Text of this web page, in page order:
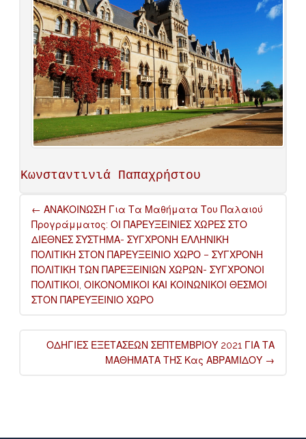
Κωνσταντινιά Παπαχρήστου
Post
navigation
← ΑΝΑΚΟΙΝΩΣΗ Για Τα Μαθήματα Του Παλαιού
Προγράμματος: ΟΙ ΠΑΡΕΥΞΕΙΝΙΕΣ ΧΩΡΕΣ ΣΤΟ
ΔΙΕΘΝΕΣ ΣΥΣΤΗΜΑ- ΣΥΓΧΡΟΝΗ ΕΛΛΗΝΙΚΗ
ΠΟΛΙΤΙΚΗ ΣΤΟΝ ΠΑΡΕΥΞΕΙΝΙΟ ΧΩΡΟ – ΣΥΓΧΡΟΝΗ
ΠΟΛΙΤΙΚΗ ΤΩΝ ΠΑΡΕΞΕΙΝΙΩΝ ΧΩΡΩΝ- ΣΥΓΧΡΟΝΟΙ
ΠΟΛΙΤΙΚΟΙ, ΟΙΚΟΝΟΜΙΚΟΙ ΚΑΙ ΚΟΙΝΩΝΙΚΟΙ ΘΕΣΜΟΙ
ΣΤΟΝ ΠΑΡΕΥΞΕΙΝΙΟ ΧΩΡΟ
ΟΔΗΓΙΕΣ ΕΞΕΤΑΣΕΩΝ ΣΕΠΤΕΜΒΡΙΟΥ 2021 ΓΙΑ ΤΑ
ΜΑΘΗΜΑΤΑ ΤΗΣ Κας ΑΒΡΑΜΙΔΟΥ →